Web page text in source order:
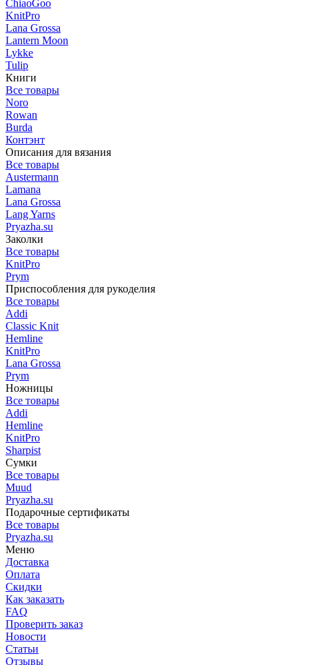
ChiaoGoo
KnitPro
Lana Grossa
Lantern Moon
Lykke
Tulip
Книги
Все товары
Noro
Rowan
Burda
Контэнт
Описания для вязания
Все товары
Austermann
Lamana
Lana Grossa
Lang Yarns
Pryazha.su
Заколки
Все товары
KnitPro
Prym
Приспособления для рукоделия
Все товары
Addi
Classic Knit
Hemline
KnitPro
Lana Grossa
Prym
Ножницы
Все товары
Addi
Hemline
KnitPro
Sharpist
Сумки
Все товары
Muud
Pryazha.su
Подарочные сертификаты
Все товары
Pryazha.su
Меню
Доставка
Оплата
Скидки
Как заказать
FAQ
Проверить заказ
Новости
Статьи
Отзывы